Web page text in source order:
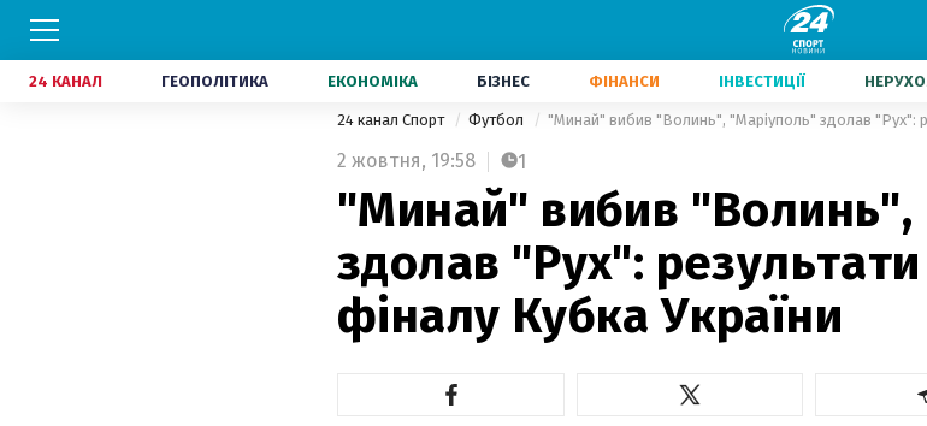
24 КАНАЛ ГЕОПОЛІТИКА ЕКОНОМІКА БІЗНЕС ФІНАНСИ ІНВЕСТИЦІЇ
24 канал Спорт Футбол "Минай" вибив "Волинь", "Маріуполь" здолав "Рух":
2 жовтня, 19:58 1
"Минай" вибив "Волинь",
здолав "Рух":
фіналу Кубка України